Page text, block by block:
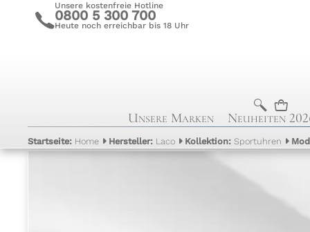
c
Unsere kostenfreie Hotline
0800 5 300 700
Heute noch erreichbar bis 18 Uhr
b n
Unsere Marken Neuheiten
Startseite: Home Hersteller: Laco Kollektion:Sportuhren